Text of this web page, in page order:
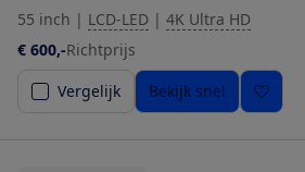
55 inch | LCD-LED | 4K Ultra HD
€ 600,-Richtprijs
Vergelijk
Bekijk snel